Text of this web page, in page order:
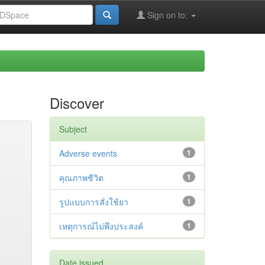
Sign on to:
Discover
Subject
1
Adverse events
1
คุณภาพชีวิต
1
รูปแบบการสั่งใช้ยา
1
เหตุการณ์ไม่พึงประสงค์
Date issued